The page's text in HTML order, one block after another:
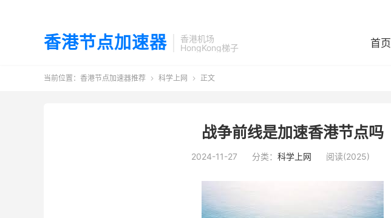
香港节点加速器
香港机场
HongKong梯子
首页
当前位置： 香港节点加速器推荐  科学上网  正文
战争前线是加速香港节点吗
2024-11-27 分类： 科学上网 阅读(2025)